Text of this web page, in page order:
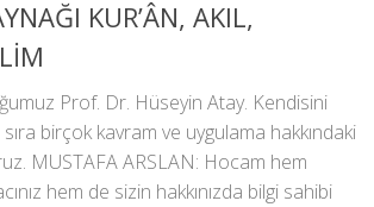
KUR’ÂN, AKIL,
Prof. Dr. Hüseyin Atay. Kendisini
birçok kavram ve uygulama hakkındaki
MUSTAFA ARSLAN: Hocam hem
hem de sizin hakkınızda bilgi sahibi